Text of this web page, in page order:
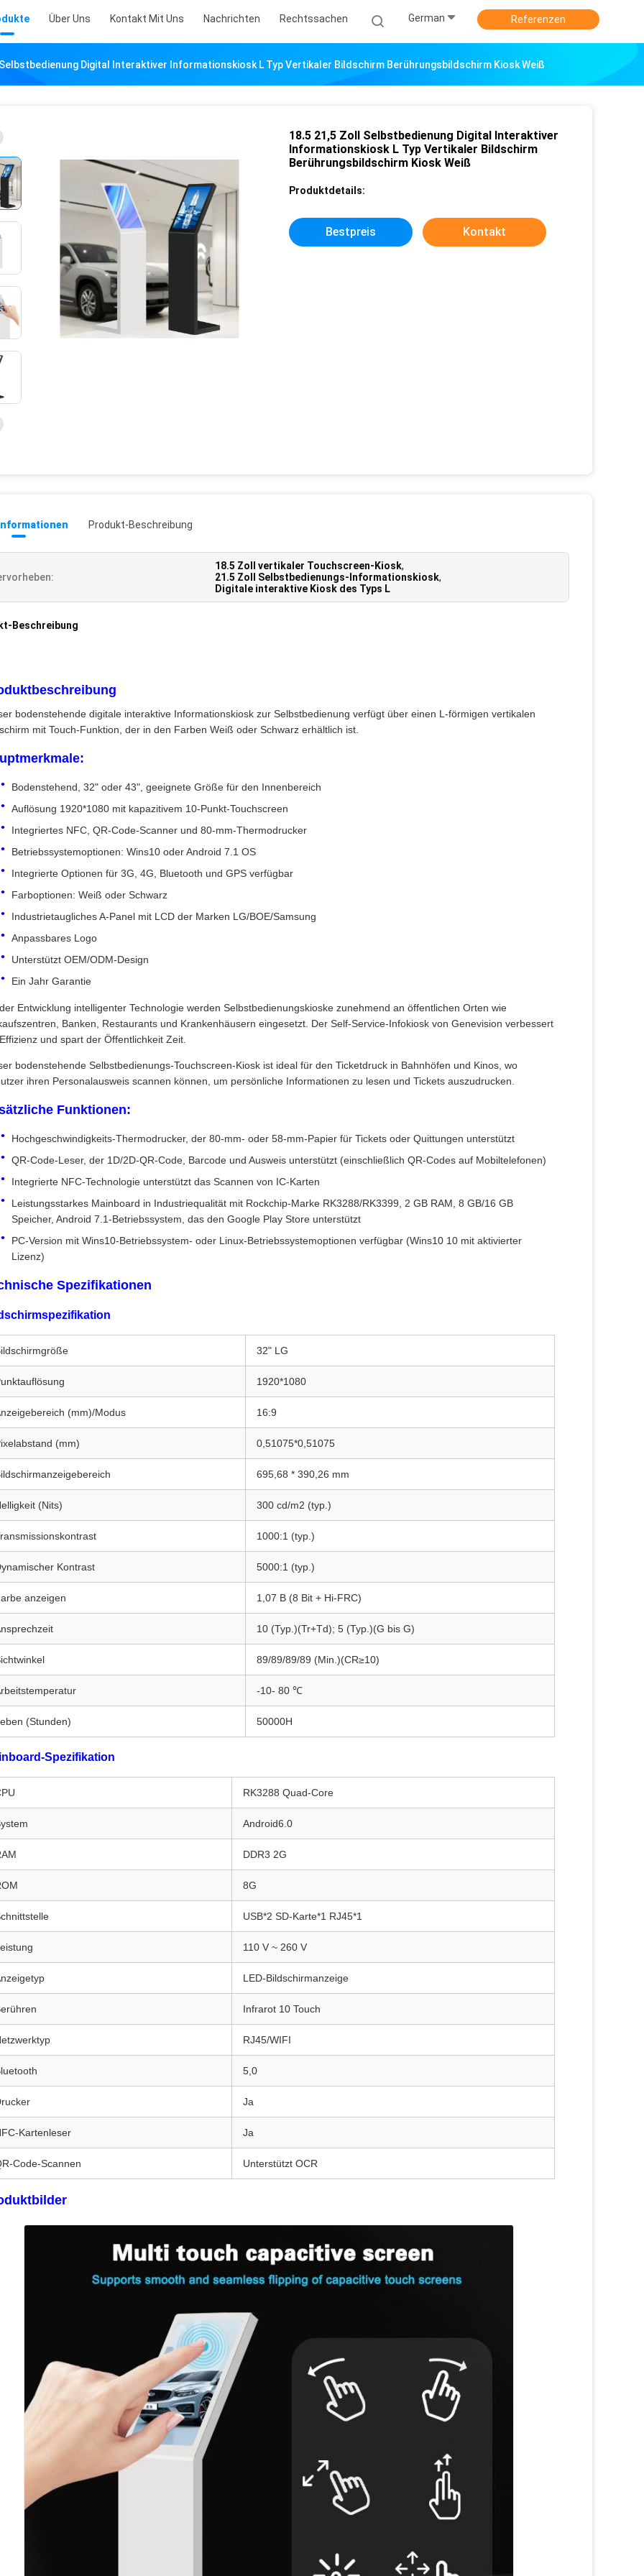
Über Uns Kontakt Mit Uns Nachrichten Rechtssachen German Referenzen
Digital Interaktiver Informationskiosk L Typ Vertikaler Bildschirm Berührungsbildschirm Kiosk Weiß
18.5 21,5 Zoll Selbstbedienung Digital Interaktiver
Informationskiosk L Typ Vertikaler Bildschirm
Berührungsbildschirm Kiosk Weiß
Produktdetails:
Bestpreis Kontakt
Produkt-Beschreibung
18.5 Zoll vertikaler Touchscreen-Kiosk,
21.5 Zoll Selbstbedienungs-Informationskiosk,
Digitale interaktive Kiosk des Typs L
Beschreibung
bodenstehende digitale interaktive Informationskiosk zur Selbstbedienung verfügt über einen L-förmigen vertikalen
mit Touch-Funktion, der in den Farben Weiß oder Schwarz erhältlich ist.
Bodenstehend, 32" oder 43", geeignete Größe für den Innenbereich
Auflösung 1920*1080 mit kapazitivem 10-Punkt-Touchscreen
Integriertes NFC, QR-Code-Scanner und 80-mm-Thermodrucker
Betriebssystemoptionen: Wins10 oder Android 7.1 OS
Integrierte Optionen für 3G, 4G, Bluetooth und GPS verfügbar
Farboptionen: Weiß oder Schwarz
Industrietaugliches A-Panel mit LCD der Marken LG/BOE/Samsung
Anpassbares Logo
Unterstützt OEM/ODM-Design
Ein Jahr Garantie
Entwicklung intelligenter Technologie werden Selbstbedienungskioske zunehmend an öffentlichen Orten wie
Banken, Restaurants und Krankenhäusern eingesetzt. Der Self-Service-Infokiosk von Genevision verbessert
und spart der Öffentlichkeit Zeit.
bodenstehende Selbstbedienungs-Touchscreen-Kiosk ist ideal für den Ticketdruck in Bahnhöfen und Kinos, wo
ihren Personalausweis scannen können, um persönliche Informationen zu lesen und Tickets auszudrucken.
Funktionen:
Hochgeschwindigkeits-Thermodrucker, der 80-mm- oder 58-mm-Papier für Tickets oder Quittungen unterstützt
QR-Code-Leser, der 1D/2D-QR-Code, Barcode und Ausweis unterstützt (einschließlich QR-Codes auf Mobiltelefonen)
Integrierte NFC-Technologie unterstützt das Scannen von IC-Karten
Leistungsstarkes Mainboard in Industriequalität mit Rockchip-Marke RK3288/RK3399, 2 GB RAM, 8 GB/16 GB
Speicher, Android 7.1-Betriebssystem, das den Google Play Store unterstützt
PC-Version mit Wins10-Betriebssystem- oder Linux-Betriebssystemoptionen verfügbar (Wins10 10 mit aktivierter
Lizenz)
Spezifikationen
32" LG
1920*1080
(mm)/Modus 16:9
(mm) 0,51075*0,51075
695,68 * 390,26 mm
(Nits) 300 cd/m2 (typ.)
1000:1 (typ.)
Kontrast 5000:1 (typ.)
anzeigen 1,07 B (8 Bit + Hi-FRC)
10 (Typ.)(Tr+Td); 5 (Typ.)(G bis G)
89/89/89/89 (Min.)(CR≥10)
-10- 80 ℃
(Stunden) 50000H
Spezifikation
RK3288 Quad-Core
Android6.0
DDR3 2G
8G
USB*2 SD-Karte*1 RJ45*1
110 V ~ 260 V
LED-Bildschirmanzeige
Infrarot 10 Touch
RJ45/WIFI
5,0
Ja
Kartenleser Ja
Code-Scannen Unterstützt OCR